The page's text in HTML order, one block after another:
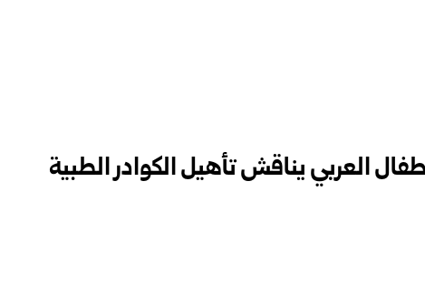
العربي يناقش تأهيل الكوادر الطبية